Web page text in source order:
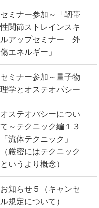
セミナー参加～「靭帯
性関節ストレインスキ
ルアップセミナー 外
傷エネルギー」
セミナー参加～量子物
理学とオステオパシー
オステオパシーについ
て～テクニック編１３
「流体テクニック」
（厳密にはテクニック
というより概念）
お知らせ５（キャンセ
ル規定について）